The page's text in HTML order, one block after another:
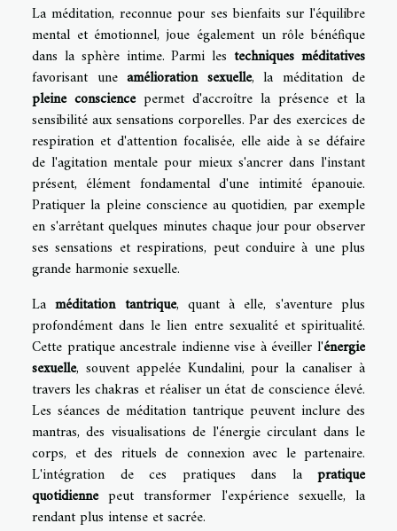
La méditation, reconnue pour ses bienfaits sur l'équilibre
mental et émotionnel, joue également un rôle bénéfique
dans la sphère intime. Parmi lestechniques méditatives
favorisant une amélioration sexuelle, la méditation de
pleine consciencepermet d'accroître la présence et la
sensibilité aux sensations corporelles. Par des exercices de
respiration et d'attention focalisée, elle aide à se défaire
de l'agitation mentale pour mieux s'ancrer dans l'instant
présent, élément fondamental d'une intimité épanouie.
Pratiquer la pleine conscience au quotidien, par exemple
en s'arrêtant quelques minutes chaque jour pour observer
ses sensations et respirations, peut conduire à une plus
grande harmonie sexuelle.
Laméditation tantrique, quant à elle, s'aventure plus
profondément dans le lien entre sexualité et spiritualité.
Cette pratique ancestrale indienne vise à éveiller l'énergie
sexuelle, souvent appelée Kundalini, pour la canaliser à
travers les chakras et réaliser un état de conscience élevé.
Les séances de méditation tantrique peuvent inclure des
mantras, des visualisations de l'énergie circulant dans le
corps, et des rituels de connexion avec le partenaire.
L'intégration de ces pratiques dans la pratique
quotidiennepeut transformer l'expérience sexuelle, la
rendant plus intense et sacrée.